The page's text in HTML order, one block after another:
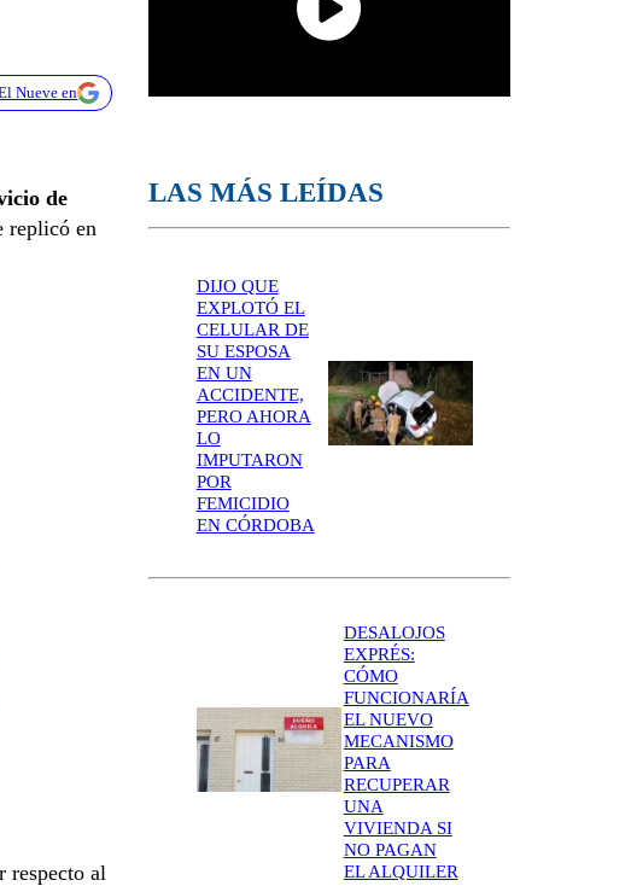
Nueve en
de
replicó en
respecto al
LAS MÁS LEÍDAS
DIJO QUE
EXPLOTÓ EL
CELULAR DE
SU ESPOSA
EN UN
ACCIDENTE,
PERO AHORA
LO
IMPUTARON
POR
FEMICIDIO
EN CÓRDOBA
DESALOJOS
EXPRÉS:
CÓMO
FUNCIONARÍA
EL NUEVO
MECANISMO
PARA
RECUPERAR
UNA
VIVIENDA SI
NO PAGAN
EL ALQUILER